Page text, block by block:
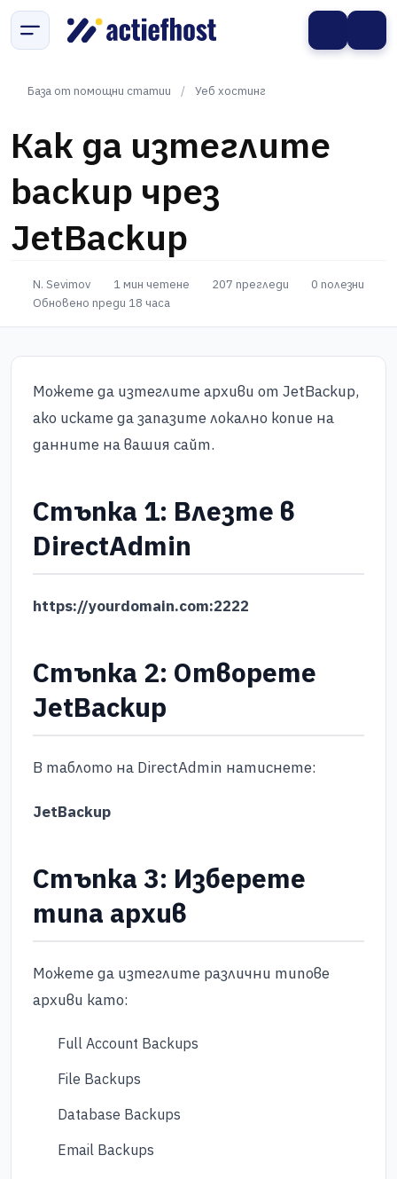
База от помощни статии / Уеб хостинг
Как да изтеглите
backup чрез
JetBackup
N. Sevimov 1 мин четене 207 прегледи
0 полезни
Обновено преди 18 часа
Можете да изтеглите архиви от JetBackup,
ако искате да запазите локално копие на
данните на вашия сайт.
Стъпка 1: Влезте в
DirectAdmin
https://yourdomain.com:2222
Стъпка 2: Отворете
JetBackup
В таблото на DirectAdmin натиснете:
JetBackup
Стъпка 3: Изберете
типа архив
Можете да изтеглите различни типове
архиви като:
Full Account Backups
File Backups
Database Backups
Email Backups